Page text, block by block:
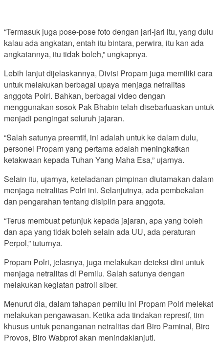
“Termasuk juga pose-pose foto dengan jari-jari itu, yang dulu
kalau ada angkatan, entah itu bintara, perwira, itu kan ada
angkatannya, itu tidak boleh,” ungkapnya.
Lebih lanjut dijelaskannya, Divisi Propam juga memiliki cara
untuk melakukan berbagai upaya menjaga netralitas
anggota Polri. Bahkan, berbagai video dengan
menggunakan sosok Pak Bhabin telah disebarluaskan untuk
menjadi pengingat seluruh jajaran.
“Salah satunya preemtif, ini adalah untuk ke dalam dulu,
personel Propam yang pertama adalah meningkatkan
ketakwaan kepada Tuhan Yang Maha Esa,” ujarnya.
Selain itu, ujarnya, keteladanan pimpinan diutamakan dalam
menjaga netralitas Polri ini. Selanjutnya, ada pembekalan
dan pengarahan tentang disiplin para anggota.
“Terus membuat petunjuk kepada jajaran, apa yang boleh
dan apa yang tidak boleh selain ada UU, ada peraturan
Perpol,” tuturnya.
Propam Polri, jelasnya, juga melakukan deteksi dini untuk
menjaga netralitas di Pemilu. Salah satunya dengan
melakukan kegiatan patroli siber.
Menurut dia, dalam tahapan pemilu ini Propam Polri melekat
melakukan pengawasan. Ketika ada tindakan represif, tim
khusus untuk penanganan netralitas dari Biro Paminal, Biro
Provos, Biro Wabprof akan menindaklanjuti.